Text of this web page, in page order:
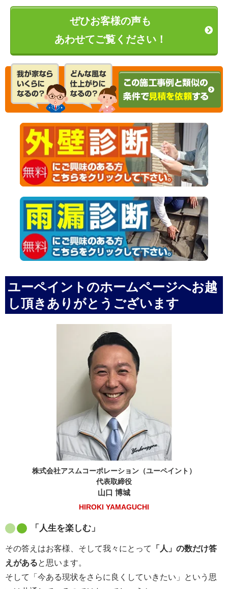
ぜひお客様の声も
あわせてご覧ください！
ユーペイントのホームページへお越
し頂きありがとうございます
株式会社アスムコーポレーション（ユーペイント）
代表取締役
山口 博城
HIROKI YAMAGUCHI
「人生を楽しむ」
その答えはお客様、そして我々にとって
「人」の数だけ答
えがあると思います。
そして「今ある現状をさらに良くしていきたい」という思